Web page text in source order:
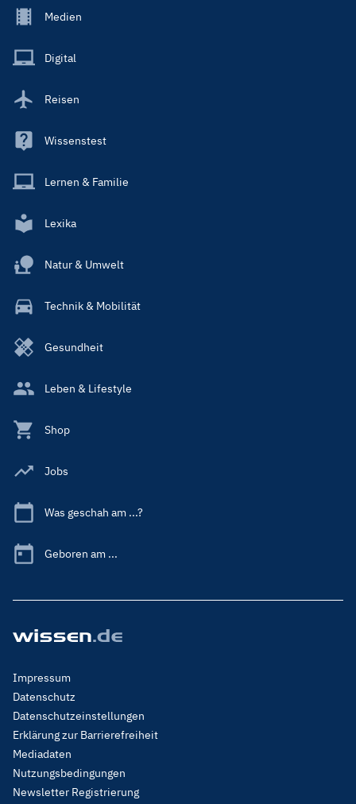
Footer
Main
Medien
Digital
Reisen
Wissenstest
Lernen & Familie
Lexika
Natur & Umwelt
Technik & Mobilität
Gesundheit
Leben & Lifestyle
Shop
Jobs
Was geschah am ...?
Geboren am ...
Footer
Menu
Legal
Impressum
Datenschutz
Datenschutzeinstellungen
Erklärung zur Barrierefreiheit
Mediadaten
Nutzungsbedingungen
Newsletter Registrierung